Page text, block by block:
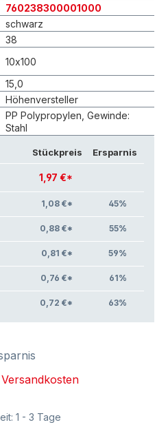
760238300001000
schwarz
38
10x100
15,0
Höhenversteller
PP Polypropylen, Gewinde:
Stahl
Stückpreis Ersparnis
1,97 €*
1,08 €* 45%
0,88 €* 55%
0,81 €* 59%
0,76 €* 61%
0,72 €* 63%
1 - 3 Tage